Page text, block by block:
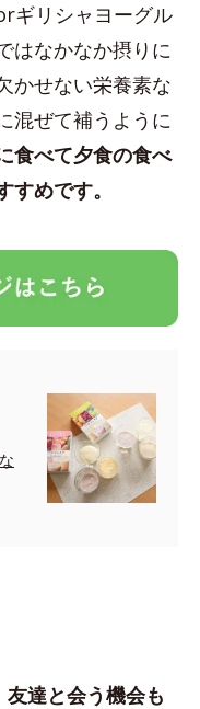
ギリシャヨーグル
はなかなか摂りに
かせない栄養素な
混ぜて補うように
食べて夕食の食べ
めです。
達と会う機会も